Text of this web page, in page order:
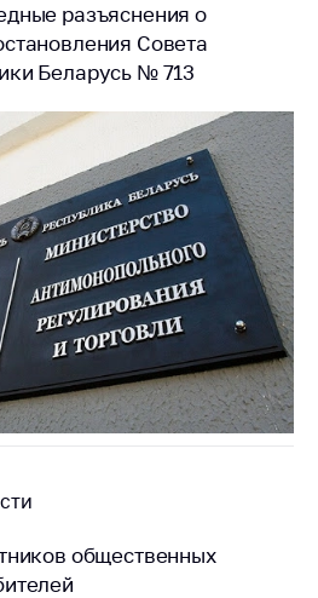
и
разъяснения о
Совета
Беларусь № 713
общественных